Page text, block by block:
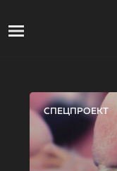
СПЕЦПРОЕКТ